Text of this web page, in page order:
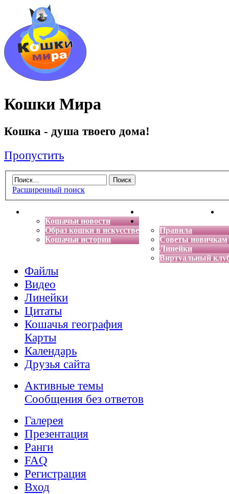
Кошки Мира
Кошка - душа твоего дома!
Пропустить
Расширенный поиск
Кошачьи новости
Образ кошки в искусстве
Кошачьи истории
Энциклопедия кошек
Правила
Советы новичкам
Линейки
Виртуальный
Файлы
Видео
Линейки
Цитаты
Кошачья география
Карты
Календарь
Друзья сайта
Активные темы
Сообщения без ответов
Галерея
Презентация
Ранги
FAQ
Регистрация
Вход